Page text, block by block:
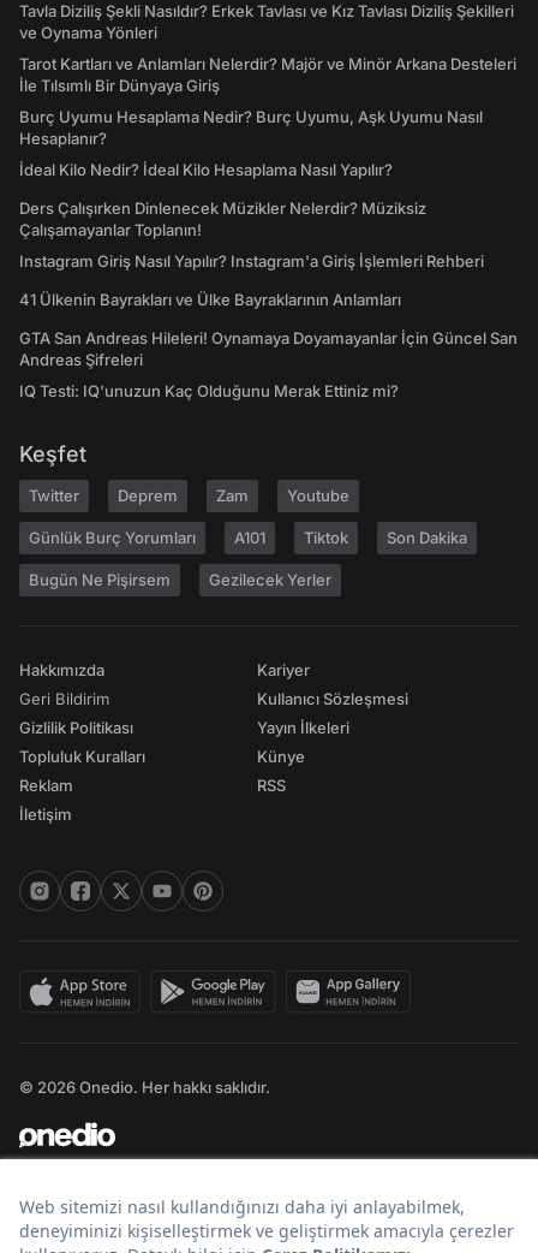
Tavla Diziliş Şekli Nasıldır? Erkek Tavlası ve Kız Tavlası Diziliş Şekilleri
ve Oynama Yönleri
Tarot Kartları ve Anlamları Nelerdir? Majör ve Minör Arkana Desteleri
İle Tılsımlı Bir Dünyaya Giriş
Burç Uyumu Hesaplama Nedir? Burç Uyumu, Aşk Uyumu Nasıl
Hesaplanır?
İdeal Kilo Nedir? İdeal Kilo Hesaplama Nasıl Yapılır?
Ders Çalışırken Dinlenecek Müzikler Nelerdir? Müziksiz
Çalışamayanlar Toplanın!
Instagram Giriş Nasıl Yapılır? Instagram'a Giriş İşlemleri Rehberi
41 Ülkenin Bayrakları ve Ülke Bayraklarının Anlamları
GTA San Andreas Hileleri! Oynamaya Doyamayanlar İçin Güncel San
Andreas Şifreleri
IQ Testi: IQ'unuzun Kaç Olduğunu Merak Ettiniz mi?
Keşfet
Twitter Deprem Zam Youtube
Günlük Burç Yorumları A101 Tiktok Son Dakika
Bugün Ne Pişirsem Gezilecek Yerler
Hakkımızda
Geri Bildirim
Gizlilik Politikası
Topluluk Kuralları
Reklam
İletişim
Kariyer
Kullanıcı Sözleşmesi
Yayın İlkeleri
Künye
RSS
© 2026 Onedio. Her hakkı saklıdır.
Bir markasıdır.